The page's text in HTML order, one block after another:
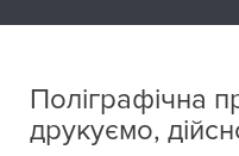
Поліграфічна
друкуємо,